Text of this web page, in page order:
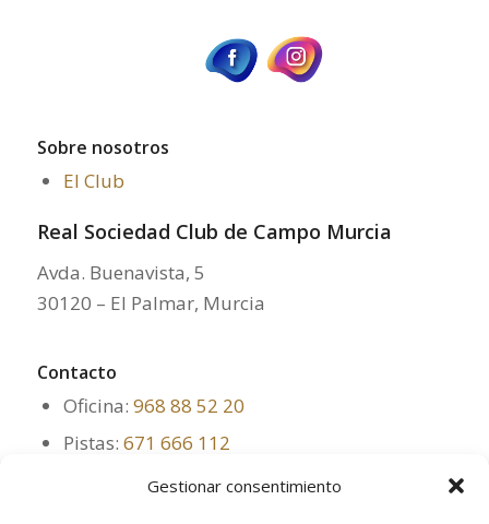
Gestionar consentimiento
Sobre nosotros
El Club
Real Sociedad Club de Campo Murcia
Avda. Buenavista, 5
30120 – El Palmar, Murcia
Contacto
Oficina: 968 88 52 20
Pistas: 671 666 112
Restaurante:968 88 68 20